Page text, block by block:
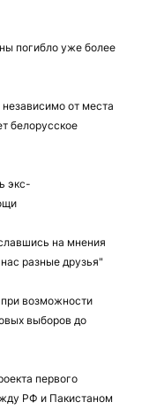
погибло уже более
от места
белорусское
экс-
на мнения
разные друзья"
возможности
выборов до
первого
РФ и Пакистаном